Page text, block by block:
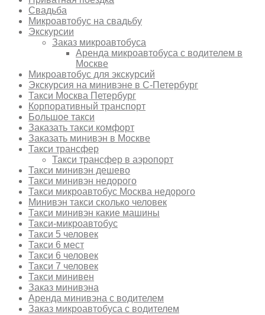
Свадьба
Микроавтобус на свадьбу
Экскурсии
Заказ микроавтобуса
Аренда микроавтобуса с водителем в
Москве
Микроавтобус для экскурсий
Экскурсия на минивэне в С-Петербург
Такси Москва Петербург
Корпоративный транспорт
Большое такси
Заказать такси комфорт
Заказать минивэн в Москве
Такси трансфер
Такси трансфер в аэропорт
Такси минивэн дешево
Такси минивэн недорого
Такси микроавтобус Москва недорого
Минивэн такси сколько человек
Такси минивэн какие машины
Такси-микроавтобус
Такси 5 человек
Такси 6 мест
Такси 6 человек
Такси 7 человек
Такси минивен
Заказ минивэна
Аренда минивэна с водителем
Заказ микроавтобуса с водителем